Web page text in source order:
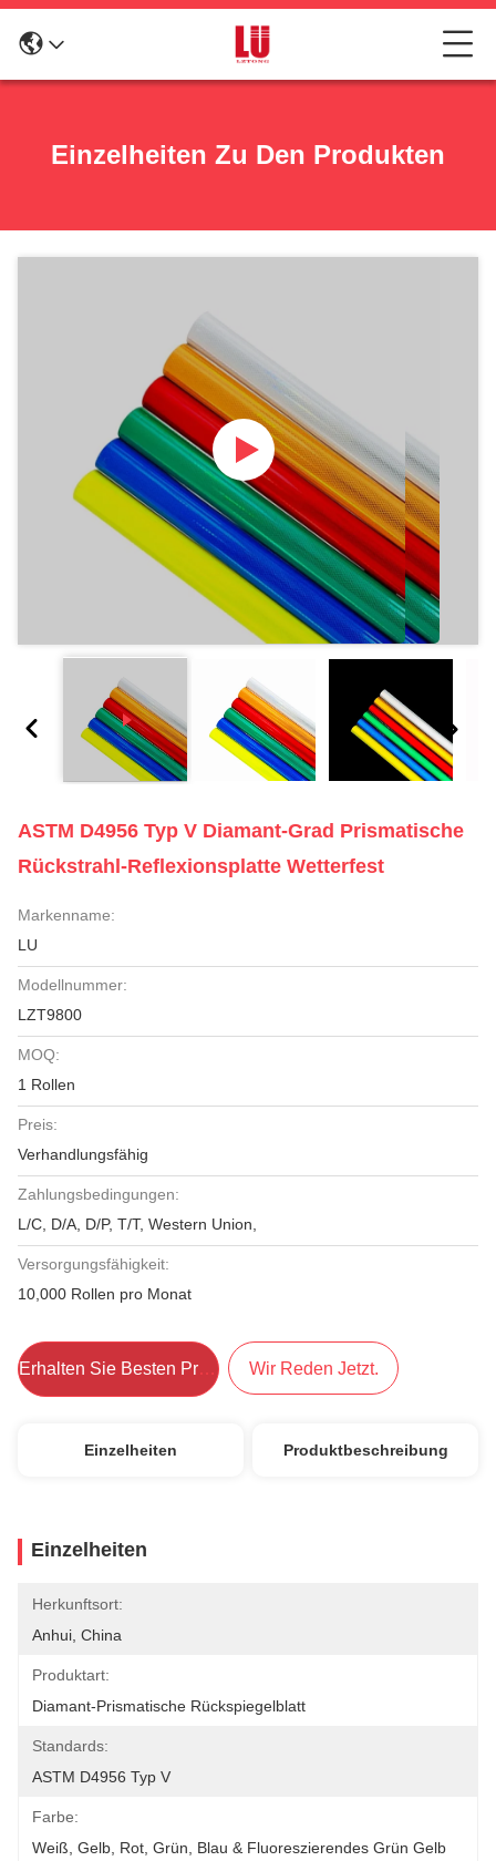
Einzelheiten Zu Den Produkten
ASTM D4956 Typ V Diamant-Grad Prismatische
Rückstrahl-Reflexionsplatte Wetterfest
Markenname:
LU
Modellnummer:
LZT9800
MOQ:
1 Rollen
Preis:
Verhandlungsfähig
Zahlungsbedingungen:
L/C, D/A, D/P, T/T, Western Union,
Versorgungsfähigkeit:
10,000 Rollen pro Monat
Erhalten Sie Besten Preis Wir Reden Jetzt.
Einzelheiten Produktbeschreibung
Einzelheiten
Herkunftsort:
Anhui, China
Produktart:
Diamant-Prismatische Rückspiegelblatt
Standards:
ASTM D4956 Typ V
Farbe:
Weiß, Gelb, Rot, Grün, Blau & Fluoreszierendes Grün Gelb